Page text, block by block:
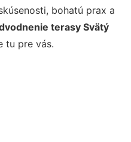
bohatú prax a
terasy Svätý
tu pre vás.